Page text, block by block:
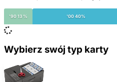
'90 13% '00 40%
Wybierz swój typ karty